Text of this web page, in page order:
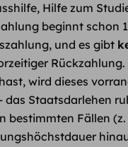
Hilfe zum
beginnt schon
und es gibt
Rückzahlung.
wird dieses
das Staatsdarlehen
bestimmten Fällen